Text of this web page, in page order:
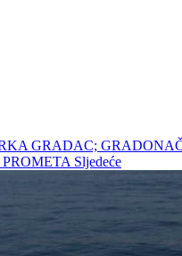
GRADAC;
Sljedeće